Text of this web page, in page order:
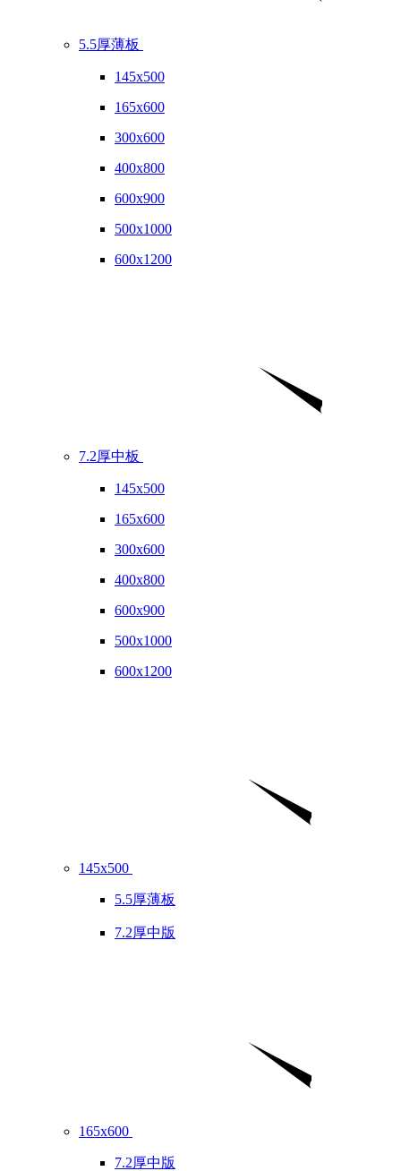
5.5厚薄板
145x500
165x600
300x600
400x800
600x900
500x1000
600x1200
7.2厚中板
145x500
165x600
300x600
400x800
600x900
500x1000
600x1200
145x500
5.5厚薄板
7.2厚中版
165x600
7.2厚中版